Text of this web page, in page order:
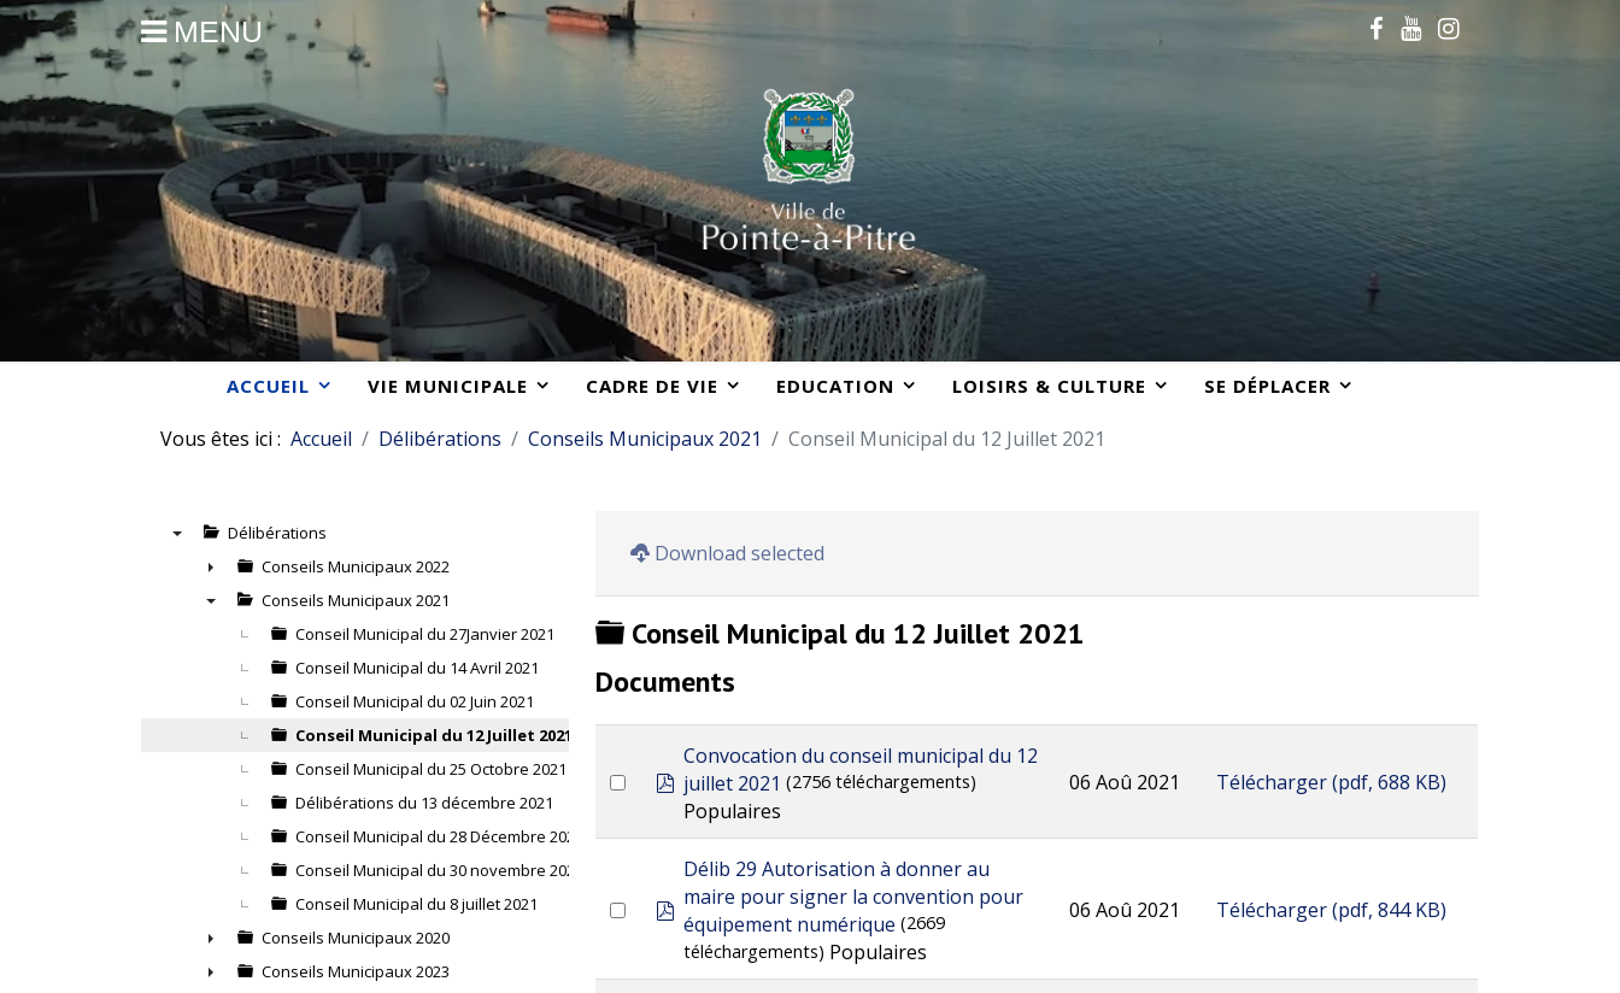
MENU
ACCUEIL VIE MUNICIPALE CADRE DE VIE EDUCATION LOISIRS & CULTURE SE DÉPLACER
Vous êtes ici : Accueil Délibérations Conseils Municipaux 2021 Conseil Municipal du 12 Juillet 2021
Délibérations
►
Conseils Municipaux 2022
Conseils Municipaux 2021
Conseil Municipal du 27Janvier 2021
Conseil Municipal du 14 Avril 2021
Conseil Municipal du 02 Juin 2021
Conseil Municipal du 12 Juillet 2021
Conseil Municipal du 25 Octobre 2021
Délibérations du 13 décembre 2021
Conseil Municipal du 28 Décembre 2021
Conseil Municipal du 30 novembre 2021
Conseil Municipal du 8 juillet 2021
►
Conseils Municipaux 2020
Conseils Municipaux 2023
Download selected
Dossier
Conseil Municipal du 12 Juillet 2021
Documents
pdf
Convocation du conseil municipal du 12
juillet 2021 (2756 téléchargements)
Populaires
06 Aoû 2021 Télécharger(pdf,688 KB)
pdf
Délib 29 Autorisation à donner au
maire pour signer la convention pour
équipement numérique (2669
téléchargements) Populaires
06 Aoû 2021 Télécharger(pdf,844 KB)